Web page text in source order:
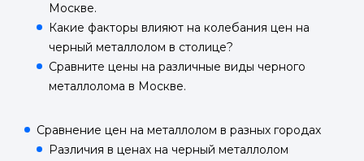
Москве.
Какие факторы влияют на колебания цен на
черный металлолом в столице?
Сравните цены на различные виды черного
металлолома в Москве.
Сравнение цен на металлолом в разных городах
Различия в ценах на черный металлолом